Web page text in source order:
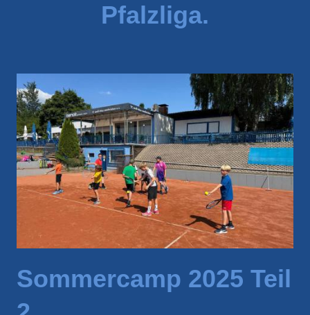
Pfalzliga.
Sommercamp 2025 Teil